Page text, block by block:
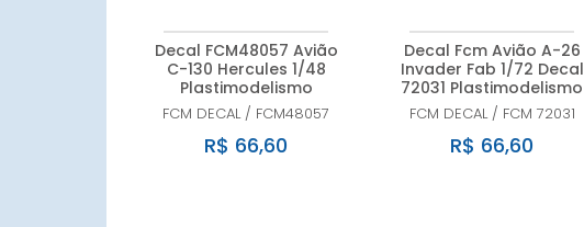
Decal FCM48057 Avião
C-130 Hercules 1/48
Plastimodelismo
FCM DECAL / FCM48057
R$ 66,60
Decal Fcm Avião A-26
Invader Fab 1/72 Decal
72031 Plastimodelismo
FCM DECAL / FCM 72031
R$ 66,60